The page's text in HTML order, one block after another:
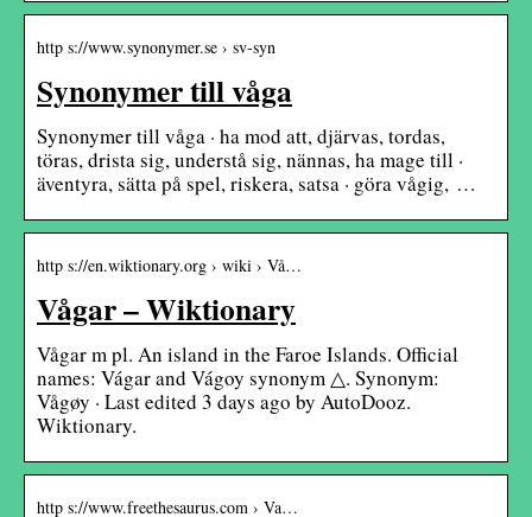
http s://www.synonymer.se › sv-syn
Synonymer till våga
Synonymer till våga · ha mod att, djärvas, tordas,
töras, drista sig, understå sig, nännas, ha mage till ·
äventyra, sätta på spel, riskera, satsa · göra vågig, …
http s://en.wiktionary.org › wiki › Vå…
Vågar – Wiktionary
Vågar m pl. An island in the Faroe Islands. Official
names: Vágar and Vágoy synonym △. Synonym:
Vågøy · Last edited 3 days ago by AutoDooz.
Wiktionary.
http s://www.freethesaurus.com › Va…